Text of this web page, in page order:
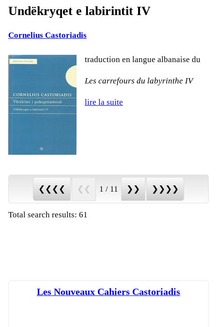
Undëkryqet e labirintit IV
Cornelius Castoriadis
tra­duc­tion en langue al­ba­naise du
Les car­re­fours du la­by­rinthe IV
lire la suite
❮❮❮❮ ❮❮ 1 / 11 ❯❯ ❯❯❯❯
Total search results: 61
Les Nouveaux Cahiers Castoriadis